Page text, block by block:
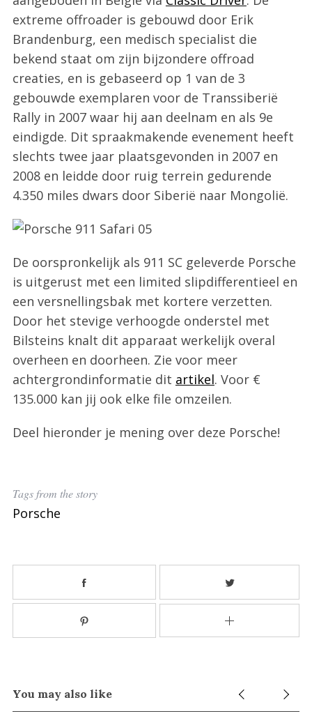
extreme offroader is gebouwd door Erik
Brandenburg, een medisch specialist die
bekend staat om zijn bijzondere offroad
creaties, en is gebaseerd op 1 van de 3
gebouwde exemplaren voor de Transsiberië
Rally in 2007 waar hij aan deelnam en als 9e
eindigde. Dit spraakmakende evenement heeft
slechts twee jaar plaatsgevonden in 2007 en
2008 en leidde door ruig terrein gedurende
4.350 miles dwars door Siberië naar Mongolië.
De oorspronkelijk als 911 SC geleverde Porsche
is uitgerust met een limited slipdifferentieel en
een versnellingsbak met kortere verzetten.
Door het stevige verhoogde onderstel met
Bilsteins knalt dit apparaat werkelijk overal
overheen en doorheen. Zie voor meer
achtergrondinformatie dit artikel. Voor €
135.000 kan jij ook elke file omzeilen.
Deel hieronder je mening over deze Porsche!
Tags from the story
Porsche
You may also like
S